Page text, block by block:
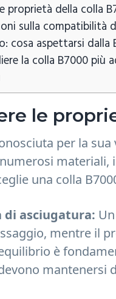
proprietà della colla
sulla compatibilità
cosa aspettarsi dalla
la colla B7000 più
le
per la
materiali,
una colla
di asciugatura:
mentre il
è
mantenersi